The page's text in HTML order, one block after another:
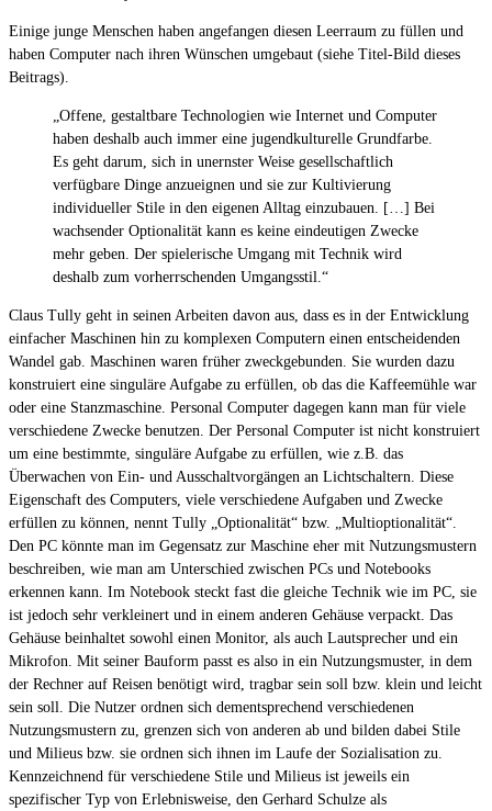
Einige junge Menschen haben angefangen diesen Leerraum zu füllen und
haben Computer nach ihren Wünschen umgebaut (siehe Titel-Bild dieses
Beitrags).
„Offene, gestaltbare Technologien wie Internet und Computer
haben deshalb auch immer eine jugendkulturelle Grundfarbe.
Es geht darum, sich in unernster Weise gesellschaftlich
verfügbare Dinge anzueignen und sie zur Kultivierung
individueller Stile in den eigenen Alltag einzubauen. […] Bei
wachsender Optionalität kann es keine eindeutigen Zwecke
mehr geben. Der spielerische Umgang mit Technik wird
deshalb zum vorherrschenden Umgangsstil.“
Claus Tully geht in seinen Arbeiten davon aus, dass es in der Entwicklung
einfacher Maschinen hin zu komplexen Computern einen entscheidenden
Wandel gab. Maschinen waren früher zweckgebunden. Sie wurden dazu
konstruiert eine singuläre Aufgabe zu erfüllen, ob das die Kaffeemühle war
oder eine Stanzmaschine. Personal Computer dagegen kann man für viele
verschiedene Zwecke benutzen. Der Personal Computer ist nicht konstruiert
um eine bestimmte, singuläre Aufgabe zu erfüllen, wie z.B. das
Überwachen von Ein- und Ausschaltvorgängen an Lichtschaltern. Diese
Eigenschaft des Computers, viele verschiedene Aufgaben und Zwecke
erfüllen zu können, nennt Tully „Optionalität“ bzw. „Multioptionalität“.
Den PC könnte man im Gegensatz zur Maschine eher mit Nutzungsmustern
beschreiben, wie man am Unterschied zwischen PCs und Notebooks
erkennen kann. Im Notebook steckt fast die gleiche Technik wie im PC, sie
ist jedoch sehr verkleinert und in einem anderen Gehäuse verpackt. Das
Gehäuse beinhaltet sowohl einen Monitor, als auch Lautsprecher und ein
Mikrofon. Mit seiner Bauform passt es also in ein Nutzungsmuster, in dem
der Rechner auf Reisen benötigt wird, tragbar sein soll bzw. klein und leicht
sein soll. Die Nutzer ordnen sich dementsprechend verschiedenen
Nutzungsmustern zu, grenzen sich von anderen ab und bilden dabei Stile
und Milieus bzw. sie ordnen sich ihnen im Laufe der Sozialisation zu.
Kennzeichnend für verschiedene Stile und Milieus ist jeweils ein
spezifischer Typ von Erlebnisweise, den Gerhard Schulze als